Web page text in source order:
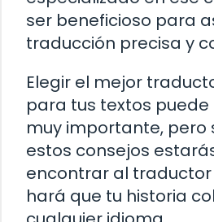
ser beneficioso para
traducción precisa y
Elegir el mejor
para tus textos puede
muy importante, pero
estos consejos
encontrar al
hará que tu historia